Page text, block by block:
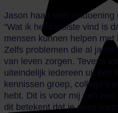
Jason haalt veel voldoening
“Wat ik het mooiste vind is
mensen kunnen helpen
Zelfs problemen die al
van leven zorgen. Tevens
uiteindelijk iedereen uit één
kennissen groep, collega’s
hebt. Dit is voor mij een
dit betekent dat je deze